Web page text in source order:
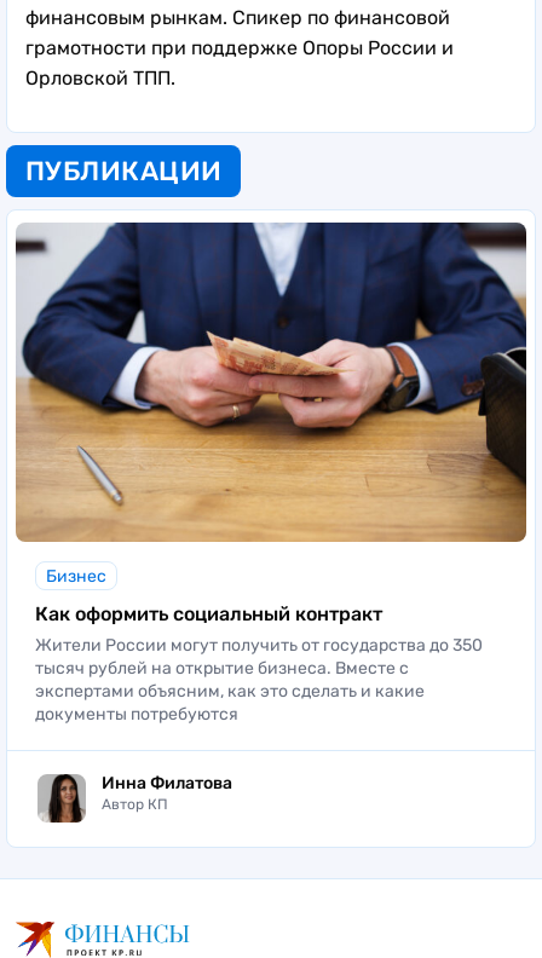
финансовым рынкам. Спикер по финансовой
грамотности при поддержке Опоры России и
Орловской ТПП.
ПУБЛИКАЦИИ
Бизнес
Как оформить социальный контракт
Жители России могут получить от государства до 350
тысяч рублей на открытие бизнеса. Вместе с
экспертами объясним, как это сделать и какие
документы потребуются
Инна Филатова
Автор КП